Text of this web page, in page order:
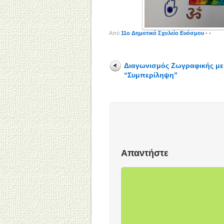
Από 11o Δημοτικό Σχολείο Ευόσμου • •
Διαγωνισμός Ζωγραφικής
“Συμπερίληψη”
Απαντήστε